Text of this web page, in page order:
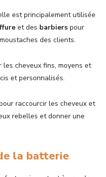
est principalement utilisée
et des barbiers pour
des clients.
cheveux fins, moyens et
et personnalisés.
raccourcir les cheveux et
rebelles et donner une
la batterie